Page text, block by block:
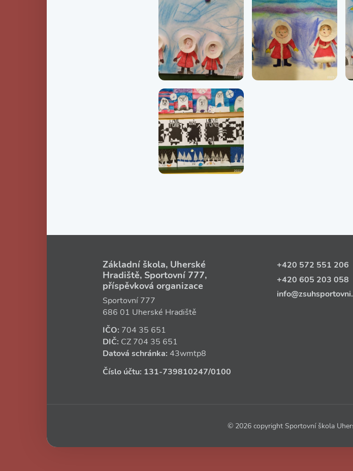
Základní škola, Uherské
Hradiště, Sportovní 777,
příspěvková organizace
Sportovní 777
686 01 Uherské Hradiště
IČO: 704 35 651
DIČ: CZ 704 35 651
Datová schránka: 43wmtp8
Číslo účtu: 131‑739810247/0100
+420 572 551 206
+420 605 203 058
© 2026 copyright Sportovní škola